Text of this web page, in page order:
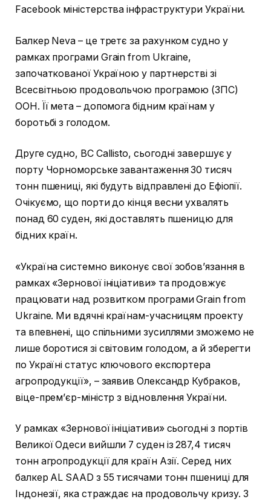
Facebook міністерства інфраструктури України.
Балкер Neva – це третє за рахунком судно у
рамках програми Grain from Ukraine,
започаткованої Україною у партнерстві зі
Всесвітньою продовольчою програмою (ЗПС)
ООН. Її мета – допомога бідним країнам у
боротьбі з голодом.
Друге судно, BC Callisto, сьогодні завершує у
порту Чорноморське завантаження 30 тисяч
тонн пшениці, які будуть відправлені до Ефіопії.
Очікуємо, що порти до кінця весни ухвалять
понад 60 суден, які доставлять пшеницю для
бідних країн.
«Україна системно виконує свої зобов’язання в
рамках «Зернової ініціативи» та продовжує
працювати над розвитком програми Grain from
Ukraine. Ми вдячні країнам-учасницям проекту
та впевнені, що спільними зусиллями зможемо не
лише боротися зі світовим голодом, а й зберегти
по Україні статус ключового експортера
агропродукції», – заявив Олександр Кубраков,
віце-прем’єр-міністр з відновлення України.
У рамках «Зернової ініціативи» сьогодні з портів
Великої Одеси вийшли 7 суден із 287,4 тисяч
тонн агропродукції для країн Азії. Серед них
балкер AL SAAD з 55 тисячами тонн пшениці для
Індонезії, яка страждає на продовольчу кризу. З